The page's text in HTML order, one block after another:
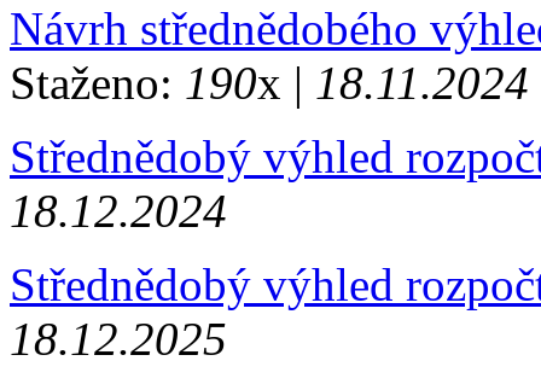
Návrh střednědobého
Staženo: 190x | 18.11.2024
Střednědobý výhled
18.12.2024
Střednědobý výhled
18.12.2025